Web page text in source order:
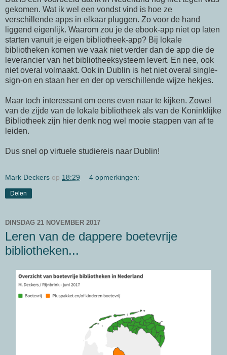
gekomen. Wat ik wel een vondst vind is hoe ze
verschillende apps in elkaar pluggen. Zo voor de hand
liggend eigenlijk. Waarom zou je de ebook-app niet op laten
starten vanuit je eigen bibliotheek-app? Bij lokale
bibliotheken komen we vaak niet verder dan de app die de
leverancier van het bibliotheeksysteem levert. En nee, ook
niet overal volmaakt. Ook in Dublin is het niet overal single-
sign-on en staan her en der op verschillende wijze hekjes.
Maar toch interessant om eens even naar te kijken. Zowel
van de zijde van de lokale bibliotheek als van de Koninklijke
Bibliotheek zijn hier denk nog wel mooie stappen van af te
leiden.
Dus snel op virtuele studiereis naar Dublin!
Mark Deckers op 18:29 4 opmerkingen:
Delen
DINSDAG 21 NOVEMBER 2017
Leren van de dappere boetevrije
bibliotheken...